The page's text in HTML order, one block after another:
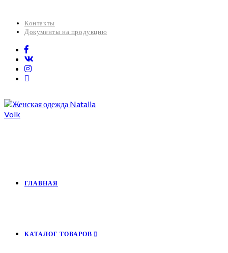
Контакты
Документы на продукцию
ГЛАВНАЯ
КАТАЛОГ ТОВАРОВ